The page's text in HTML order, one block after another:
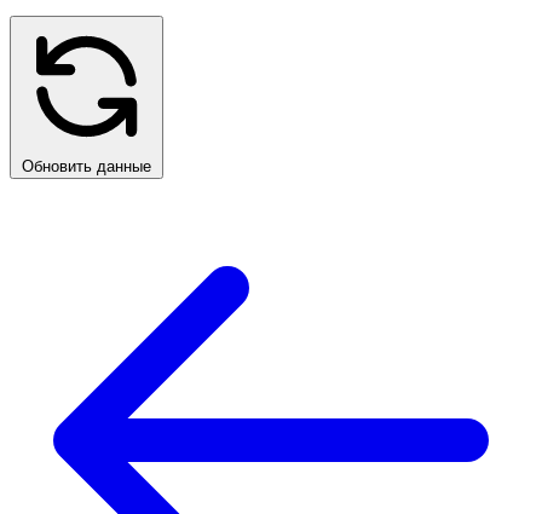
Обновить данные